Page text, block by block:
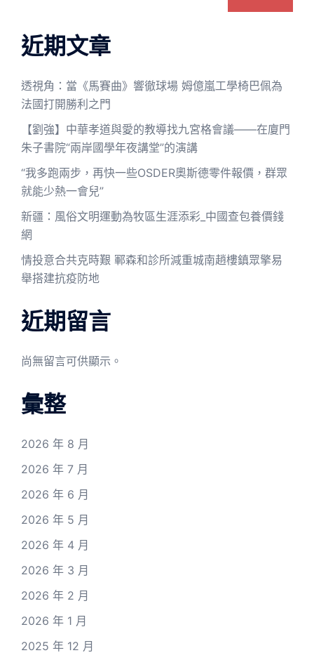
近期文章
透視角：當《馬賽曲》響徹球場 姆億嵐工學椅巴佩為
法國打開勝利之門
【劉強】中華孝道與愛的教導找九宮格會議——在廈門
朱子書院“兩岸國學年夜講堂”的演講
“我多跑兩步，再快一些OSDER奧斯德零件報價，群眾
就能少熱一會兒”
新疆：風俗文明運動為牧區生涯添彩_中國查包養價錢
網
情投意合共克時艱 鄆森和診所減重城南趙樓鎮眾擎易
舉搭建抗疫防地
近期留言
尚無留言可供顯示。
彙整
2026 年 8 月
2026 年 7 月
2026 年 6 月
2026 年 5 月
2026 年 4 月
2026 年 3 月
2026 年 2 月
2026 年 1 月
2025 年 12 月